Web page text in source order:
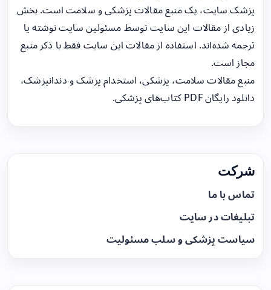
پزشک سایت، یک منبع مقالات پزشکی و سلامت است. بخش
زیادی از مقالات این سایت توسط مسئولین سایت نوشته یا
ترجمه شده‌اند. استفاده از مقالات این سایت فقط با ذکر منبع
مجاز است.
منبع مقالات سلامت، پزشکی، استخدام پزشک و دندانپزشک،
دانلود رایگان PDF کتاب‌های پزشکی.
شرکت
تماس با ما
تبلیغات در سایت
سیاست پزشکی و سلب مسئولیت